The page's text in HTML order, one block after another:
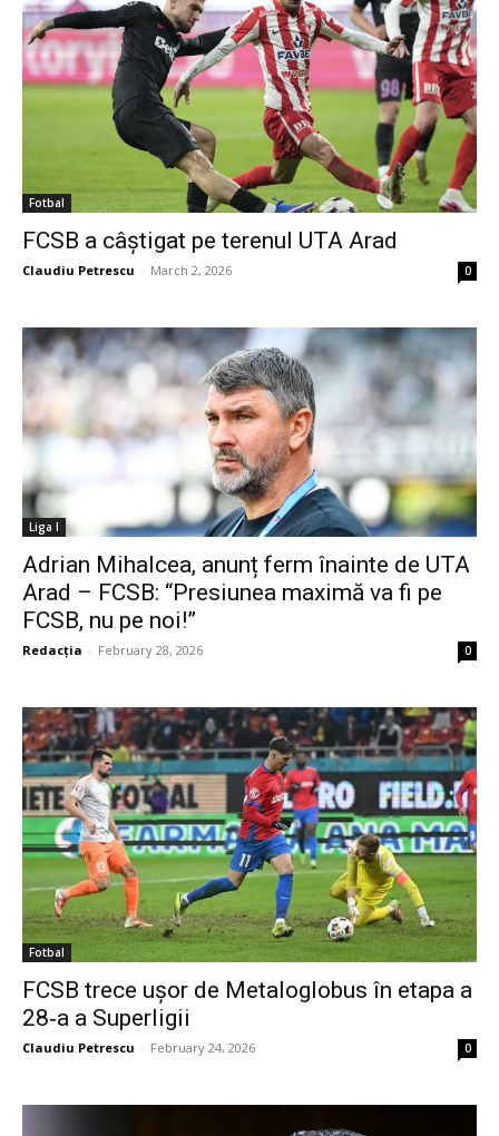
Fotbal
FCSB a câștigat pe terenul UTA Arad
Claudiu Petrescu - March 2, 2026 0
Liga I
Adrian Mihalcea, anunț ferm înainte de UTA
Arad – FCSB: “Presiunea maximă va fi pe
FCSB, nu pe noi!”
Redacția - February 28, 2026 0
Fotbal
FCSB trece ușor de Metaloglobus în etapa a
28‑a a Superligii
Claudiu Petrescu - February 24, 2026 0